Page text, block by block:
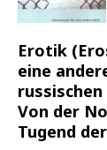
Erotik
eine
Von der
Tugend